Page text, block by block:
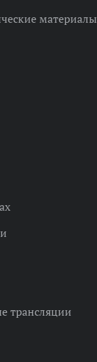
материалы
трансляции